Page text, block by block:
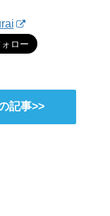
記事>>